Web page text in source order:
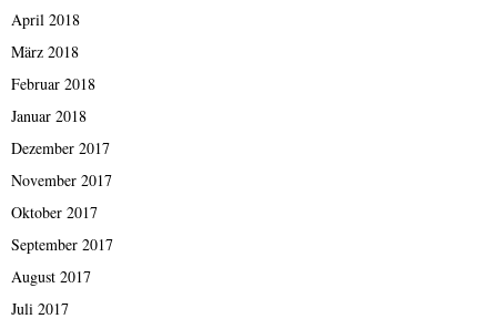
April 2018
März 2018
Februar 2018
Januar 2018
Dezember 2017
November 2017
Oktober 2017
September 2017
August 2017
Juli 2017